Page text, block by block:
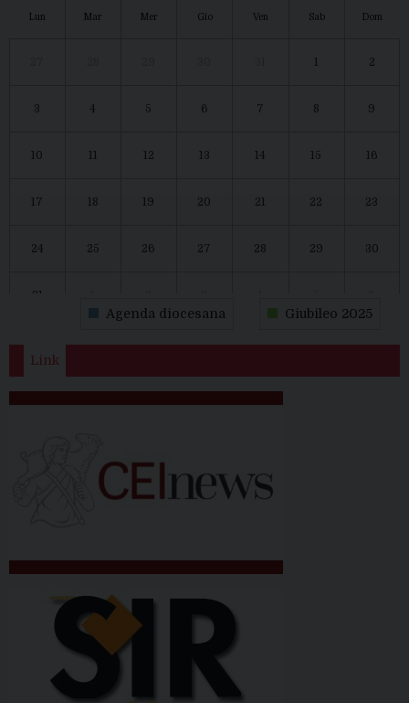
Lun Mar Mer Gio Ven Sab Dom
1 2
3 4 5 6 7 8 9
10 11 12 13 14 15 16
17 18 19 20 21 22 23
24 25 26 27 28 29 30
31
Agenda diocesana Giubileo 2025
Link